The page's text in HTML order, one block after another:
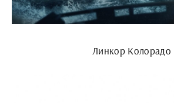
Линкор Колорадо